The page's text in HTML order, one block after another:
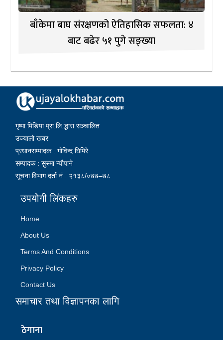
बाँकेमा बाघ संरक्षणको ऐतिहासिक सफलता: ४
बाट बढेर ५१ पुगे सङ्ख्या
गृष्मा मिडिया प्रा.लि.द्धारा सञ्चालित
उज्यालो खबर
प्रधानसम्पादक : गोविन्द घिमिरे
सम्पादक : सुस्मा न्यौपाने
सूचना विभाग दर्ता नं : २१३८/०७७–७८
उपयोगी लिंकहरु
Home
About Us
Terms And Conditions
Privacy Policy
Contact Us
समाचार तथा विज्ञापनका लागि
ठेगाना